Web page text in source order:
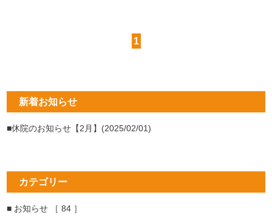
1
新着お知らせ
■休院のお知らせ【2月】(2025/02/01)
カテゴリー
■ お知らせ ［ 84 ］